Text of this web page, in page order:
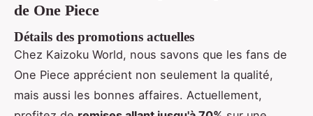
de One Piece
Détails des promotions actuelles
Chez Kaizoku World, nous savons que les fans de
One Piece apprécient non seulement la qualité,
mais aussi les bonnes affaires. Actuellement,